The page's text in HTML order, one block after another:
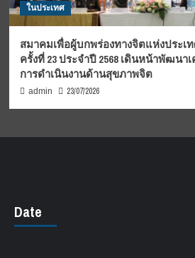
ในประเทศ
สมาคมเพื่อผู้บกพร่องทางจิตแห่งประ
ครั้งที่ 23 ประจำปี 2568 เดินหน้าพัฒนา
การดำเนินงานด้านสุขภาพจิต
admin 23/07/2026
Date